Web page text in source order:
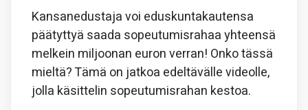
Kansanedustaja voi eduskuntakautensa
päätyttyä saada sopeutumisrahaa yhteensä
melkein miljoonan euron verran! Onko tässä
mieltä? Tämä on jatkoa edeltävälle videolle,
jolla käsittelin sopeutumisrahan kestoa.